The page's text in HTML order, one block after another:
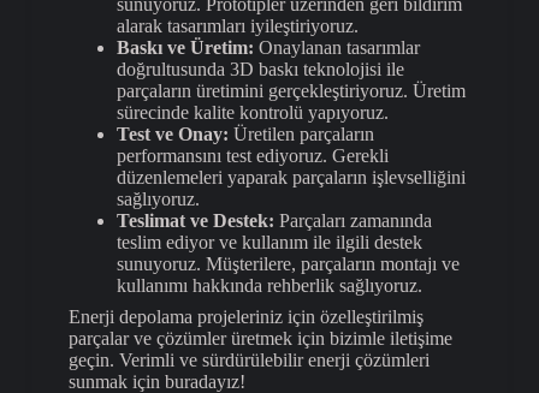
sunuyoruz. Prototipler üzerinden geri bildirim
alarak tasarımları iyileştiriyoruz.
Baskı ve Üretim: Onaylanan tasarımlar
doğrultusunda 3D baskı teknolojisi ile
parçaların üretimini gerçekleştiriyoruz. Üretim
sürecinde kalite kontrolü yapıyoruz.
Test ve Onay: Üretilen parçaların
performansını test ediyoruz. Gerekli
düzenlemeleri yaparak parçaların işlevselliğini
sağlıyoruz.
Teslimat ve Destek: Parçaları zamanında
teslim ediyor ve kullanım ile ilgili destek
sunuyoruz. Müşterilere, parçaların montajı ve
kullanımı hakkında rehberlik sağlıyoruz.
Enerji depolama projeleriniz için özelleştirilmiş
parçalar ve çözümler üretmek için bizimle iletişime
geçin. Verimli ve sürdürülebilir enerji çözümleri
sunmak için buradayız!